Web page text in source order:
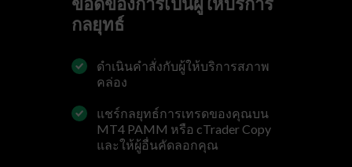
กลยุทธ์
ดำเนินคำสั่งกับผู้ให้บริการสภาพ
คล่อง
แชร์กลยุทธ์การเทรดของคุณบน
MT4 PAMM หรือ cTrader Copy
และให้ผู้อื่นคัดลอกคุณ